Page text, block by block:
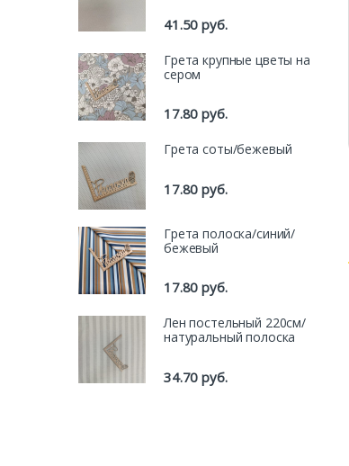
41.50руб.
Грета крупные цветы на
сером
17.80руб.
Грета соты/бежевый
17.80руб.
Грета полоска/синий/
бежевый
17.80руб.
Лен постельный 220см/
натуральный полоска
34.70руб.